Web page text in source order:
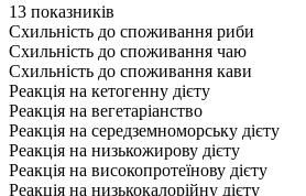
13 показників
Схильність до споживання риби
Схильність до споживання чаю
Схильність до споживання кави
Реакція на кетогенну дієту
Реакція на вегетаріанство
Реакція на середземноморську дієту
Реакція на низькожирову дієту
Реакція на високопротеїнову дієту
Реакція на низькокалорійну дієту